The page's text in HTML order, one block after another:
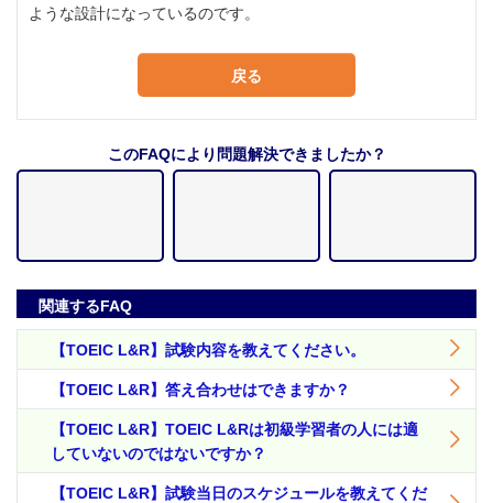
ような設計になっているのです。
戻る
このFAQにより問題解決できましたか？
関連するFAQ
【TOEIC L&R】試験内容を教えてください。
【TOEIC L&R】答え合わせはできますか？
【TOEIC L&R】TOEIC L&Rは初級学習者の人には適
していないのではないですか？
【TOEIC L&R】試験当日のスケジュールを教えてくだ